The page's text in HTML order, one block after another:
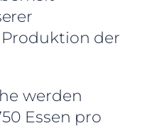
der
werden
Essen pro